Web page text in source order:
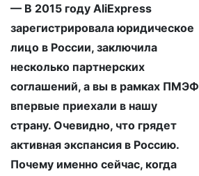
— В 2015 году AliExpress
зарегистрировала юридическое
лицо в России, заключила
несколько партнерских
соглашений, а вы в рамках ПМЭФ
впервые приехали в нашу
страну. Очевидно, что грядет
активная экспансия в Россию.
Почему именно сейчас, когда